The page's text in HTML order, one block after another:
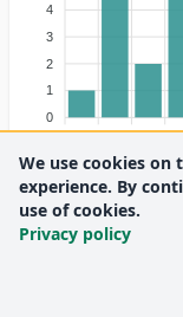
4
3
2
1
0
We use cookies on
experience. By
use of cookies.
Privacy policy